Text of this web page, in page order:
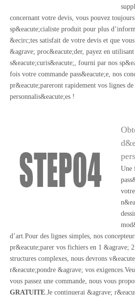
concernant votre devis, vous pouvez
sp&eacute;cialiste produit pour plus
&ecirc;tes satisfait de votre devis et que
&agrave; proc&eacute;der, payez en
s&eacute;curis&eacute;, fourni par nos
fois votre commande pass&eacute;e, nos
pr&eacute;pareront rapidement vos lignes
personnalis&eacute;es !
Une
d’art.Pour des lignes simples, nos
pr&eacute;parer vos fichiers en 1 &agrave;
structures complexes, nous devrons
r&eacute;pondre &agrave; vos
vous passez une commande, nous vous
GRATUITE.Je continuerai &agrave;